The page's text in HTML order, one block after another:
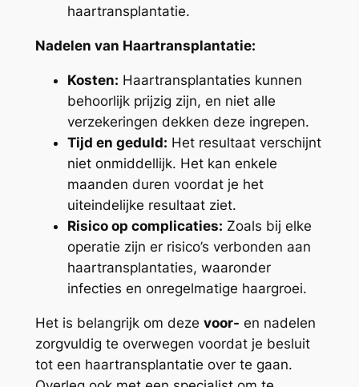
haartransplantatie.
Nadelen van Haartransplantatie:
Kosten: Haartransplantaties kunnen
behoorlijk prijzig zijn, en niet alle
verzekeringen dekken deze ingrepen.
Tijd en geduld: Het resultaat verschijnt
niet onmiddellijk. Het kan enkele
maanden duren voordat je het
uiteindelijke resultaat ziet.
Risico op complicaties: Zoals bij elke
operatie zijn er risico’s verbonden aan
haartransplantaties, waaronder
infecties en onregelmatige haargroei.
Het is belangrijk om deze voor- en nadelen
zorgvuldig te overwegen voordat je besluit
tot een haartransplantatie over te gaan.